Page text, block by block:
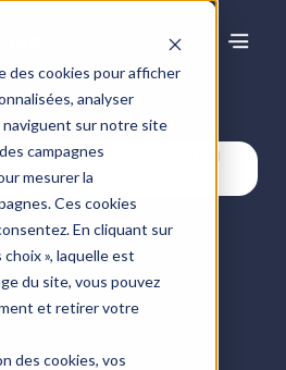
cookies pour afficher
analyser
sur notre site
campagnes
mesurer la
Ces cookies
En cliquant sur
», laquelle est
du site, vous pouvez
et retirer votre
des cookies, vos